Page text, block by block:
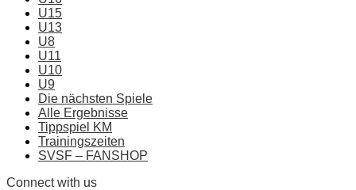
U15
U13
U8
U11
U10
U9
Die nächsten Spiele
Alle Ergebnisse
Tippspiel KM
Trainingszeiten
SVSF – FANSHOP
Connect with us